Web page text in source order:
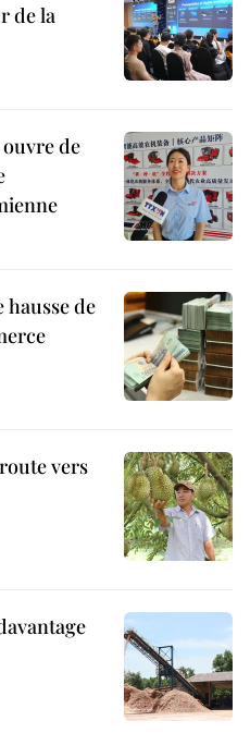
de la
de
hausse de
vers